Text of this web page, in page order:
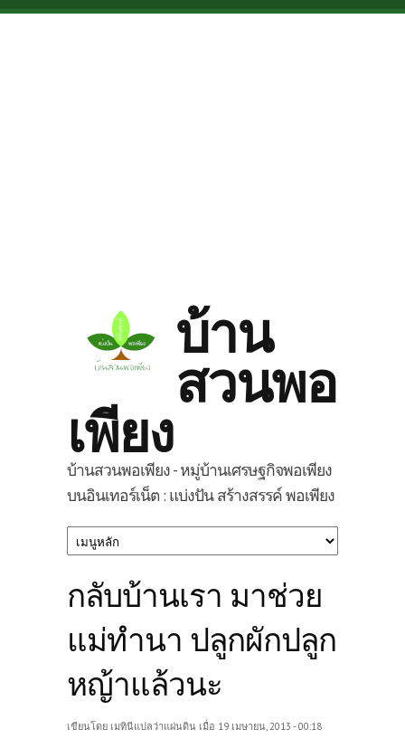
Skip to main content
บ้าน
สวนพอ
เพียง
บ้านสวนพอเพียง - หมู่บ้านเศรษฐกิจพอเพียง
บนอินเทอร์เน็ต : แบ่งปัน สร้างสรรค์ พอเพียง
กลับบ้านเรา มาช่วย
แม่ทำนา ปลูกผักปลูก
หญ้าแล้วนะ
เขียนโดย เมทินีแปลว่าแผ่นดิน เมื่อ 19 เมษายน, 2013 - 00:18